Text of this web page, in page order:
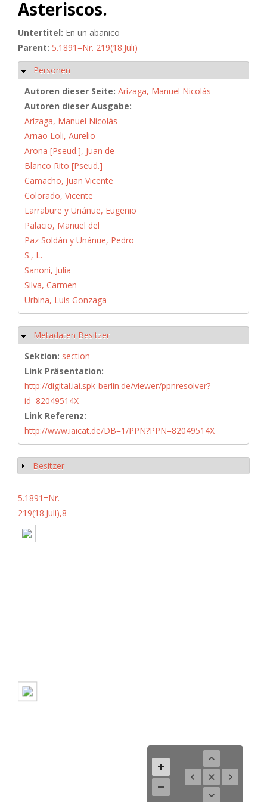
Asteriscos.
Untertitel: En un abanico
Parent: 5.1891=Nr. 219(18.Juli)
Ausblenden
Personen
Autoren dieser Seite: Arízaga, Manuel Nicolás
Autoren dieser Ausgabe:
Arízaga, Manuel Nicolás
Arnao Loli, Aurelio
Arona [Pseud.], Juan de
Blanco Rito [Pseud.]
Camacho, Juan Vicente
Colorado, Vicente
Larrabure y Unánue, Eugenio
Palacio, Manuel del
Paz Soldán y Unánue, Pedro
S., L.
Sanoni, Julia
Silva, Carmen
Urbina, Luis Gonzaga
Ausblenden
Metadaten Besitzer
Sektion: section
Link Präsentation:
http://digital.iai.spk-berlin.de/viewer/ppnresolver?
id=82049514X
Link Referenz:
http://www.iaicat.de/DB=1/PPN?PPN=82049514X
Anzeigen
Besitzer
5.1891=Nr.
219(18.Juli),8